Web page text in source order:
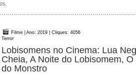
Filme | Ano: 2019 | Cliques: 4056
Terror
Lobisomens no Cinema: Lua
Cheia, A Noite do Lobisomem,
do Monstro